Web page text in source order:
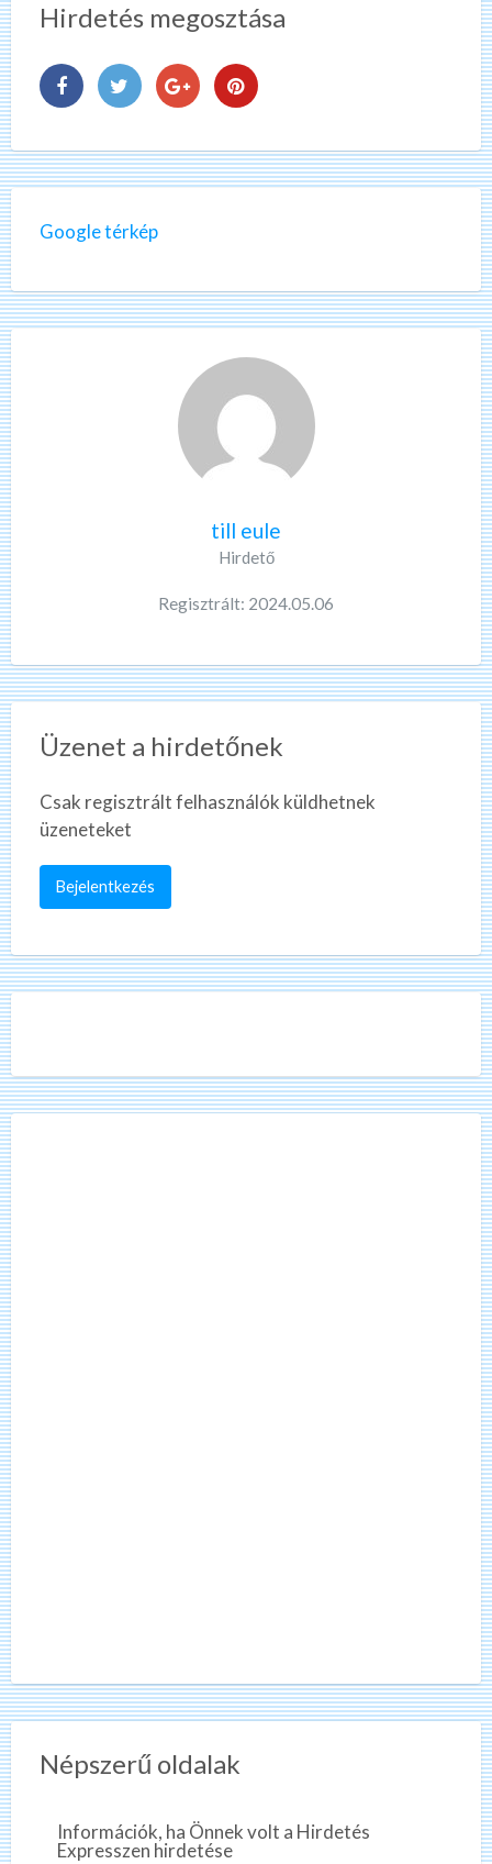
Hirdetés megosztása
Google térkép
till eule
Hirdető
Regisztrált: 2024.05.06
Üzenet a hirdetőnek
Csak regisztrált felhasználók küldhetnek
üzeneteket
Bejelentkezés
Népszerű oldalak
Információk, ha Önnek volt a Hirdetés
Expresszen hirdetése